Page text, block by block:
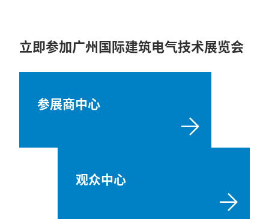
立即参加广州国际建筑电气技术展览会
参展商中心
观众中心